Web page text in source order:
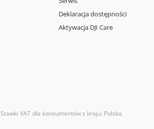
Deklaracja dostępności
Aktywacja DJI Care
Stawki VAT dla konsumentów z kraju: Polska.